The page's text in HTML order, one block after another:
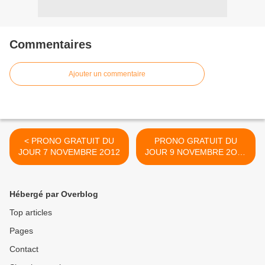
Commentaires
Ajouter un commentaire
< PRONO GRATUIT DU
JOUR 7 NOVEMBRE 2O12
PRONO GRATUIT DU
JOUR 9 NOVEMBRE 2O12
>
Hébergé par Overblog
Top articles
Pages
Contact